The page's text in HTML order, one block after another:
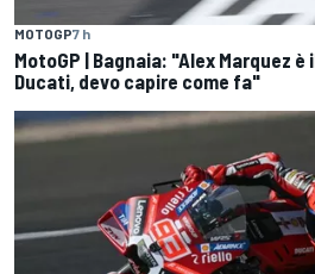
MOTOGP7 h
MotoGP | Bagnaia: "Alex Marquez
Ducati, devo capire come fa"